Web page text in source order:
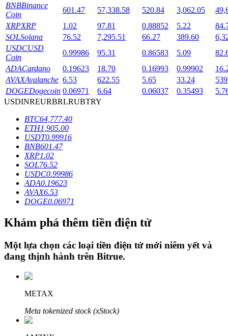
Đặt cọc linh hoạt để kiếm được các token phổ biến.
Khóa BTR
Đầu tư độc quyền cho người nắm giữ BTR
Khoản vay
Dịch vụ vay được hỗ trợ bằng tiền điện tử
BNBBinance
Coin
601.47 57,338.58 520.84 3,062.05
XRPXRP 1.02 97.81 0.88852 5.22
SOLSolana 76.52 7,295.51 66.27 389.60
USDCUSD
Coin
0.99986 95.31 0.86583 5.09
ADACardano 0.19623 18.70 0.16993 0.99902
AVAXAvalanche 6.53 622.55 5.65 33.24
DOGEDogecoin 0.06971 6.64 0.06037 0.35493
USDINREURBRLRUBTRY
BTC64,777.40
ETH1,905.00
USDT0.99916
BNB601.47
XRP1.02
SOL76.52
USDC0.99986
ADA0.19623
AVAX6.53
DOGE0.06971
Khám phá thêm tiền điện tử
Một lựa chọn các loại tiền điện tử mới niêm yết và
đang thịnh hành trên Bitrue.
METAX
Meta tokenized stock (xStock)